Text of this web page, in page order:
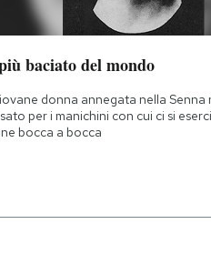
baciato del mondo
donna annegata nella
per i manichini con cui ci si
bocca a bocca